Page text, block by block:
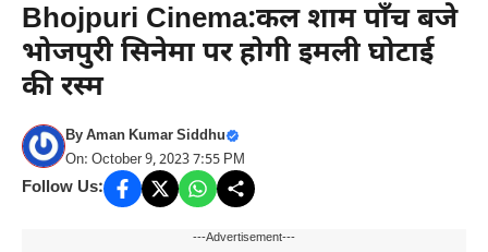
Bhojpuri Cinema:कल शाम पाँच बजे
भोजपुरी सिनेमा पर होगी इमली घोटाई
की रस्म
ByAman Kumar Siddhu
On: October 9, 2023 7:55 PM
Follow Us:
---Advertisement---